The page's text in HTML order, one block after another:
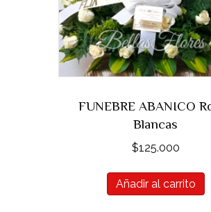
FUNEBRE ABANICO
Blancas
$125.000
Añadir al carrito